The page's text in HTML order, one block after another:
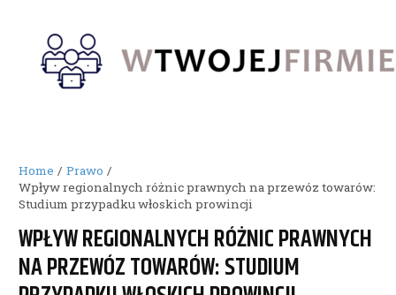
content
Home
Prawo
Wpływ regionalnych różnic prawnych na przewóz towarów:
Studium przypadku włoskich prowincji
WPŁYW REGIONALNYCH RÓŻNIC PRAWNYCH
NA PRZEWÓZ TOWARÓW: STUDIUM